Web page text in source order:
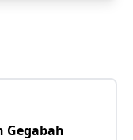
Gegabah